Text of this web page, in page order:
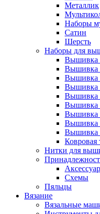
Металлик
Наборы
Сатин
Шерсть
Наборы для
Вышивка
Вышивка
Вышивка
Вышивка
Вышивка
Вышивка
Вышивка
Вышивка
Вышивка
Ковровая
Нитки для
Схемы
Пяльцы
Вязание
Вязальные